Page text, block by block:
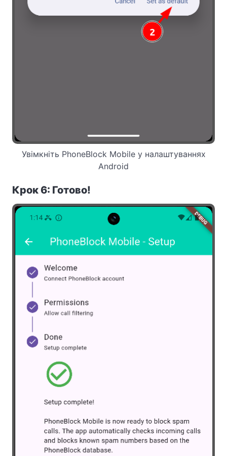
Увімкніть PhoneBlock Mobile у налаштуваннях
Android
Крок 6: Готово!